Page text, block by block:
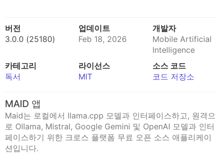
버전
3.0.0 (25180)
업데이트
Feb 18, 2026
개발자
Mobile Artificial
Intelligence
카테고리
독서
라이선스
MIT
소스 코드
코드 저장소
MAID 앱
Maid는 로컬에서 llama.cpp 모델과 인터페이스하고, 원격으
로 Ollama, Mistral, Google Gemini 및 OpenAI 모델과 인터
페이스하기 위한 크로스 플랫폼 무료 오픈 소스 애플리케이
션입니다.